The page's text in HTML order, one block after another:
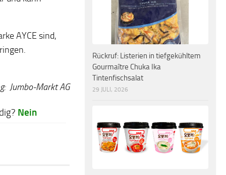
AYCE sind,
Jumbo-Markt AG
Nein
Rückruf: Listerien in tiefgekühltem
Gourmaître Chuka Ika
Tintenfischsalat
29 JULI, 2026